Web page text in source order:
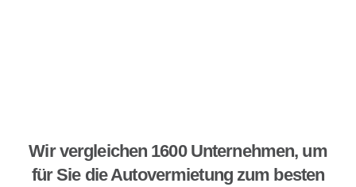
Wir vergleichen 1600 Unternehmen, um
für Sie die Autovermietung zum besten